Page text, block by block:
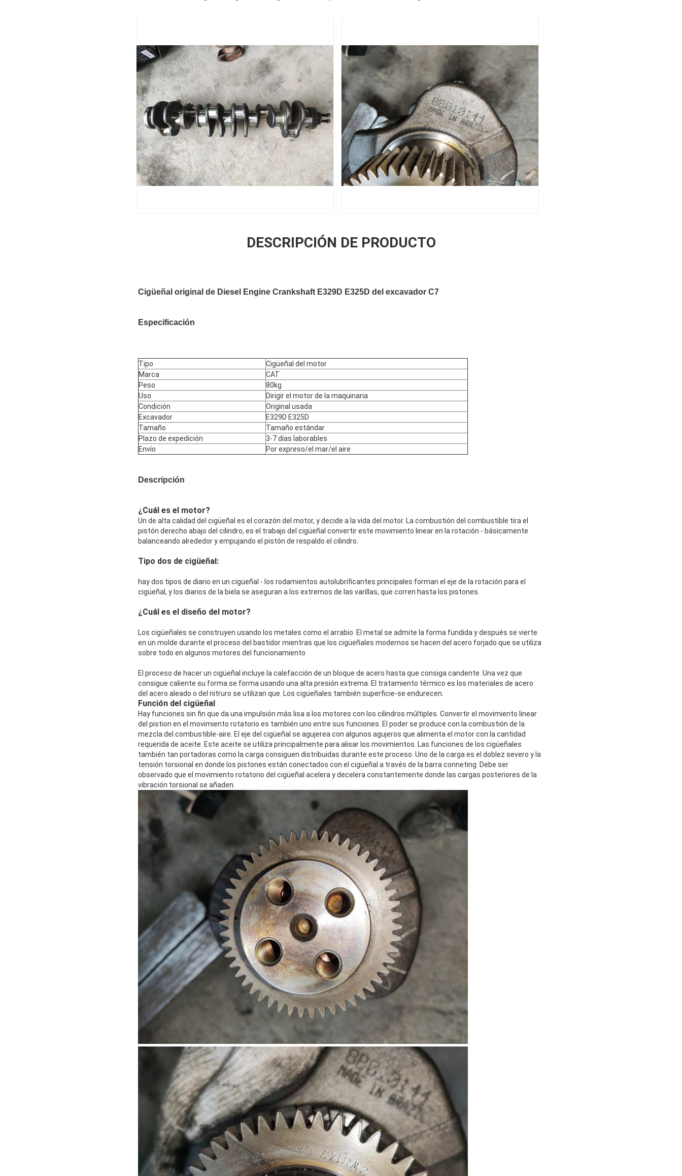
DESCRIPCIÓN DE PRODUCTO
Cigüeñal original de Diesel Engine Crankshaft E329D E325D del excavador C7
Especificación
Tipo
Cigüeñal del motor
Marca
CAT
Peso
80kg
Uso
Dirigir el motor de la maquinaria
Condición
Original usada
Excavador
E329D E325D
Tamaño
Tamaño estándar
Plazo de expedición
3-7 días laborables
Envío
Por expreso/el mar/el aire
Descripción
¿Cuál es el motor?
Un de alta calidad del cigüeñal es el corazón del motor, y decide a la vida del motor. La combustión del combustible tira el
pistón derecho abajo del cilindro, es el trabajo del cigüeñal convertir este movimiento linear en la rotación - básicamente
balanceando alrededor y empujando el pistón de respaldo el cilindro.
Tipo dos de cigüeñal:
hay dos tipos de diario en un cigüeñal - los rodamientos autolubrificantes principales forman el eje de la rotación para el
cigüeñal, y los diarios de la biela se aseguran a los extremos de las varillas, que corren hasta los pistones.
¿Cuál es el diseño del motor?
Los cigüeñales se construyen usando los metales como el arrabio. El metal se admite la forma fundida y después se vierte
en un molde durante el proceso del bastidor mientras que los cigüeñales modernos se hacen del acero forjado que se utiliza
sobre todo en algunos motores del funcionamiento
El proceso de hacer un cigüeñal incluye la calefacción de un bloque de acero hasta que consiga candente. Una vez que
consigue caliente su forma se forma usando una alta presión extrema. El tratamiento térmico es los materiales de acero
del acero aleado o del nitruro se utilizan que. Los cigüeñales también superficie-se endurecen.
Función del cigüeñal
Hay funciones sin fin que da una impulsión más lisa a los motores con los cilindros múltiples. Convertir el movimiento linear
del pistion en el movimiento rotatorio es también uno entre sus funciones. El poder se produce con la combustión de la
mezcla del combustible-aire. El eje del cigüeñal se agujerea con algunos agujeros que alimenta el motor con la cantidad
requerida de aceite. Este aceite se utiliza principalmente para alisar los movimientos. Las funciones de los cigüeñales
también tan portadoras como la carga consiguen distribuidas durante este proceso. Uno de la carga es el doblez severo y la
tensión torsional en donde los pistones están conectados con el cigüeñal a través de la barra conneting. Debe ser
observado que el movimiento rotatorio del cigüeñal acelera y decelera constantemente donde las cargas posteriores de la
vibración torsional se añaden.